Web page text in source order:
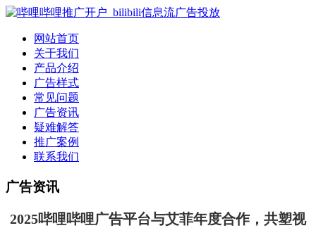
网站首页
关于我们
产品介绍
广告样式
常见问题
广告资讯
疑难解答
推广案例
联系我们
广告资讯
2025哔哩哔哩广告平台与艾菲年度合作，共塑视